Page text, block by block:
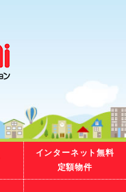
インターネット無料
定額物件